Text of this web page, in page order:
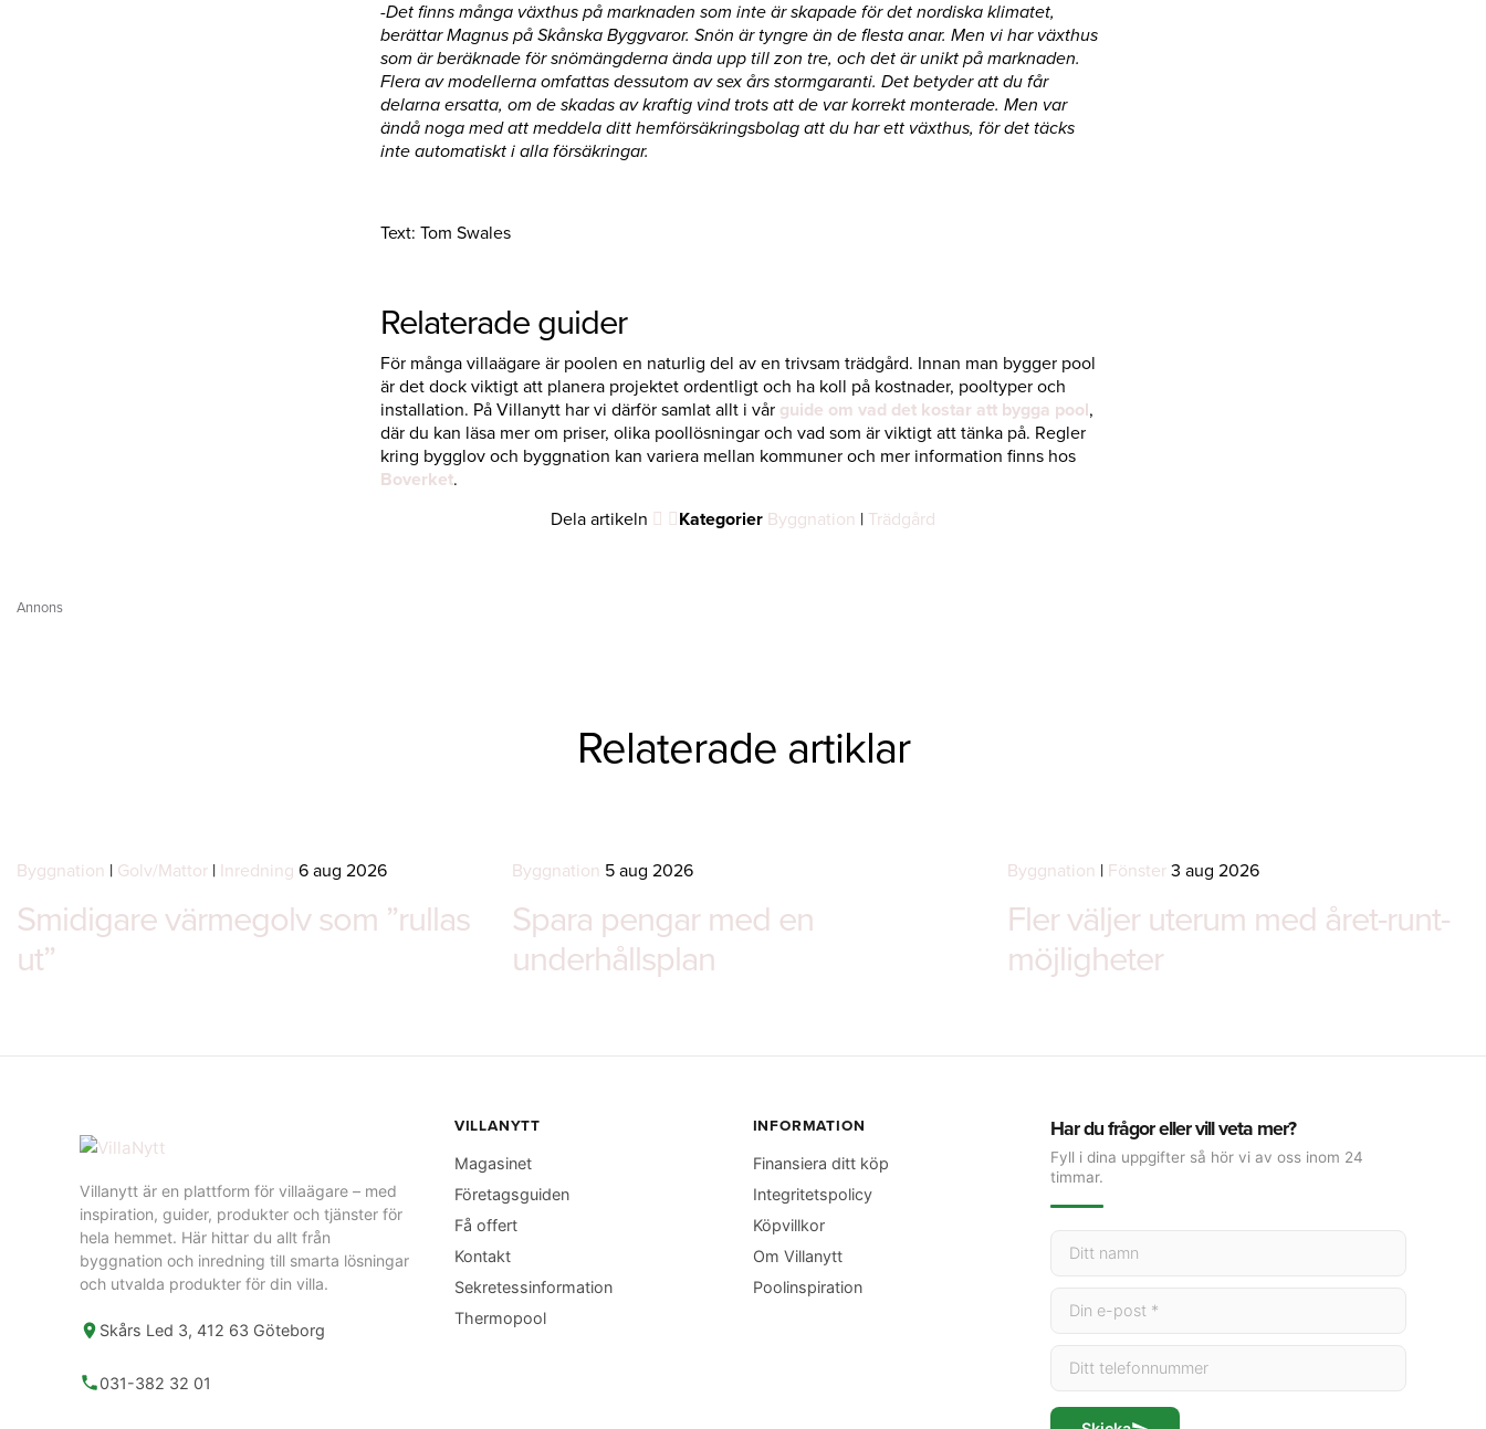
-Det finns många växthus på marknaden som inte är skapade för det nordiska klimatet,
berättar Magnus på Skånska Byggvaror. Snön är tyngre än de flesta anar. Men vi har växthus
som är beräknade för snömängderna ända upp till zon tre, och det är unikt på marknaden.
Flera av modellerna omfattas dessutom av sex års stormgaranti. Det betyder att du får
delarna ersatta, om de skadas av kraftig vind trots att de var korrekt monterade. Men var
ändå noga med att meddela ditt hemförsäkringsbolag att du har ett växthus, för det täcks
inte automatiskt i alla försäkringar.
Text: Tom Swales
Relaterade guider
För många villaägare är poolen en naturlig del av en trivsam trädgård. Innan man bygger pool
är det dock viktigt att planera projektet ordentligt och ha koll på kostnader, pooltyper och
installation. På Villanytt har vi därför samlat allt i vårguide om vad det kostar att bygga pool,
där du kan läsa mer om priser, olika poollösningar och vad som är viktigt att tänka på. Regler
kring bygglov och byggnation kan variera mellan kommuner och mer information finns hos
Boverket.
Dela artikeln
Kategorier Byggnation | Trädgård
Annons
Relaterade artiklar
Byggnation | Golv/Mattor | Inredning 6 aug 2026
Smidigare värmegolv som ”rullas
ut”
Byggnation 5 aug 2026
Spara pengar med en
underhållsplan
Byggnation | Fönster 3 aug 2026
Fler väljer uterum med året-runt-
möjligheter
Villanytt är en plattform för villaägare – med
inspiration, guider, produkter och tjänster för
hela hemmet. Här hittar du allt från
byggnation och inredning till smarta lösningar
och utvalda produkter för din villa.
Skårs Led 3, 412 63 Göteborg
031-382 32 01
VILLANYTT
Magasinet
Företagsguiden
Få offert
Kontakt
Sekretessinformation
Thermopool
INFORMATION
Finansiera ditt köp
Integritetspolicy
Köpvillkor
Om Villanytt
Poolinspiration
Har du frågor eller vill veta mer?
Fyll i dina uppgifter så hör vi av oss inom 24
timmar.